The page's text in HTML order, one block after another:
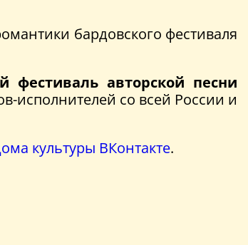
бардовского фестиваля
фестиваль авторской песни
исполнителей со всей России и
культуры ВКонтакте.